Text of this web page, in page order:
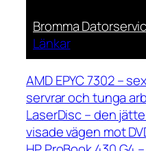
Bromma
Länkar
AMD EPYC 7302 –
servrar och tunga
LaserDisc – den
visade vägen mot